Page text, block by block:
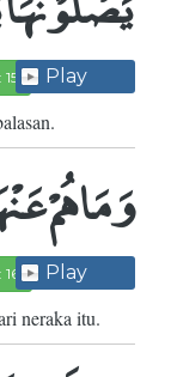
Play
وَمَا هُمْ
Play
neraka itu.